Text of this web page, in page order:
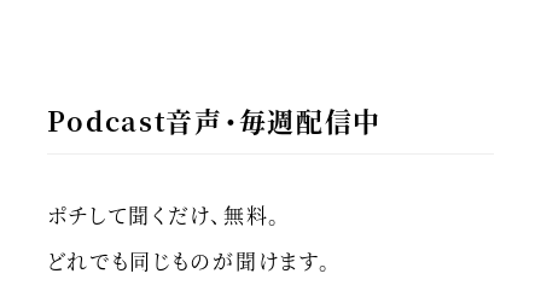
Podcast音声・毎週配信中
ポチして聞くだけ、無料。
どれでも同じものが聞けます。